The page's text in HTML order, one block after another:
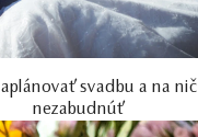
svadbu a na nič
nezabudnúť